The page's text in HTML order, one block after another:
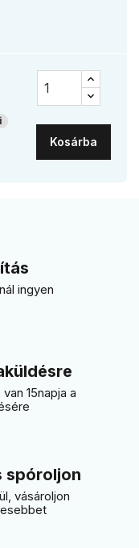
i
Kosárba
ingyen
15napja a
spóroljon
vásároljon